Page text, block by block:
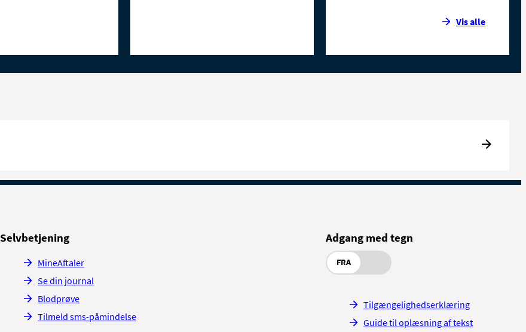
Vis alle
Selvbetjening
MineAftaler
Se din journal
Blodprøve
Tilmeld sms-påmindelse
Adgang med tegn
FRA
Tilgængelighedserklæring
Guide til oplæsning af tekst